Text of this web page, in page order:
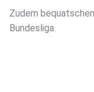
Zudem
Bundesliga.